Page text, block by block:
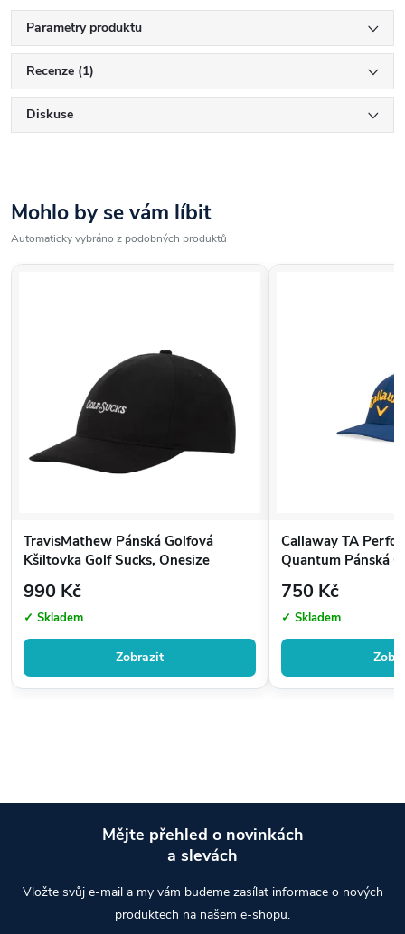
Parametry produktu
Recenze (1)
Diskuse
Mohlo by se vám líbit
Automaticky vybráno z podobných produktů
TravisMathew Pánská Golfová
Kšiltovka Golf Sucks, Onesize
990 Kč
✓ Skladem
Zobrazit
Callaway TA
Quantum Pánská
750 Kč
✓ Skladem
Mějte přehled o novinkách
a slevách
Vložte svůj e-mail a my vám budeme zasílat informace o nových
produktech na našem e-shopu.